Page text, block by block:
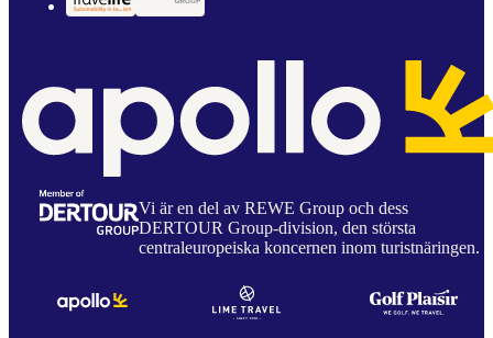
Vi är en del av REWE Group och dess
DERTOUR Group-division, den största
centraleuropeiska koncernen inom turistnäringen.